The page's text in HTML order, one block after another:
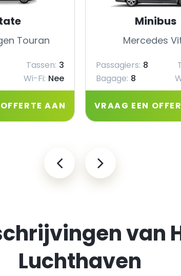
Touran
Tassen: 3
Wi-Fi: Nee
AAN
Minibus
Mercedes
Passagiers: 8
Bagage: 8
VRAAG EEN
van
Luchthaven